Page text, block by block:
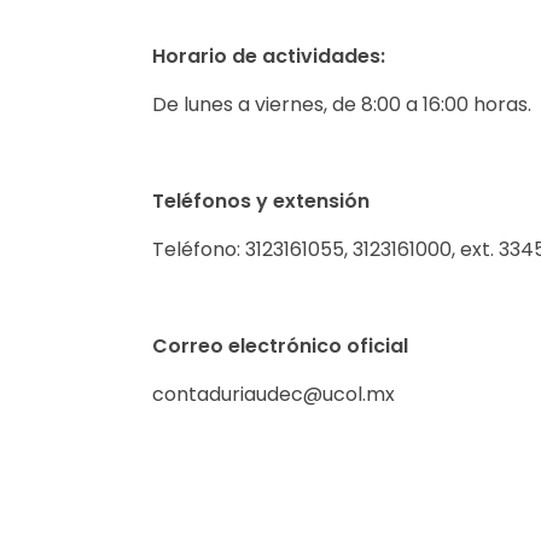
Horario de actividades:
De lunes a viernes, de 8:00 a 16:00 horas.
Teléfonos y extensión
Teléfono: 3123161055, 3123161000, ext.
Correo electrónico oficial
contaduriaudec@ucol.mx